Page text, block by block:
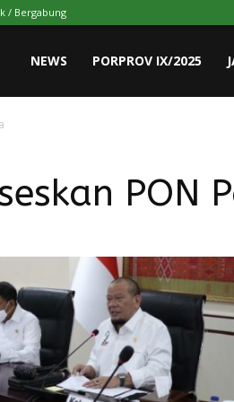
/ Bergabung
NEWS PORPROV IX/2025
PON